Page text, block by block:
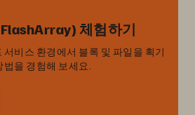
체험하기
비스 환경에서 블록 및 파일을 획기
을 경험해 보세요.